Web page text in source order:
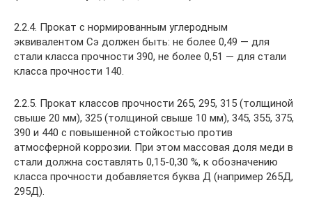
2.2.4. Прокат с нормированным углеродным
эквивалентом Сэ должен быть: не более 0,49 — для
стали класса прочности 390, не более 0,51 — для стали
класса прочности 140.
2.2.5. Прокат классов прочности 265, 295, 315 (толщиной
свыше 20 мм), 325 (толщиной свыше 10 мм), 345, 355, 375,
390 и 440 с повышенной стойкостью против
атмосферной коррозии. При этом массовая доля меди в
стали должна составлять 0,15-0,30 %, к обозначению
класса прочности добавляется буква Д (например 265Д,
295Д).